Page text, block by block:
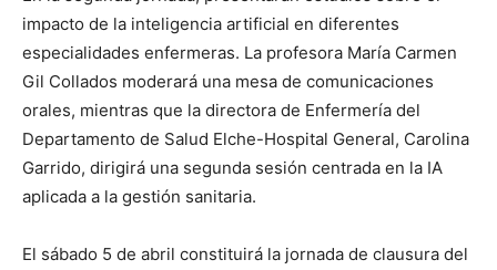
impacto de la inteligencia artificial en diferentes
especialidades enfermeras. La profesora María Carmen
Gil Collados moderará una mesa de comunicaciones
orales, mientras que la directora de Enfermería del
Departamento de Salud Elche-Hospital General, Carolina
Garrido, dirigirá una segunda sesión centrada en la IA
aplicada a la gestión sanitaria.
El sábado 5 de abril constituirá la jornada de clausura del